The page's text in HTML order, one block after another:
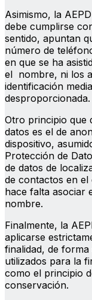
Asimismo, la
debe cumplirse
sentido, apuntan
número de
en que se ha
el nombre, ni los
identificación
desproporcionada.
Otro principio que
datos es el de
dispositivo,
Protección de
de datos de
de contactos en el
hace falta asociar
nombre.
Finalmente, la
aplicarse
finalidad, de
utilizados para la
como el principio
conservación.